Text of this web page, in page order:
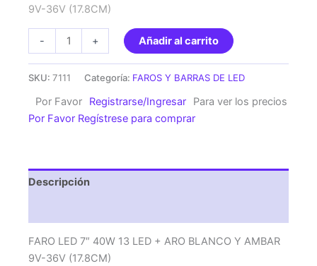
9V-36V (17.8CM)
-
LED
13
LED
BLANCO
Y
9V-
36V
(17.8CM)
+ Añadir al carrito
SKU: 7111 Categoría: FAROS Y BARRAS DE LED
Por Favor Registrarse/Ingresar
Para ver los precios
Por Favor Regístrese para comprar
Descripción
FARO LED 7″ 40W 13 LED + ARO BLANCO Y AMBAR
9V-36V (17.8CM)